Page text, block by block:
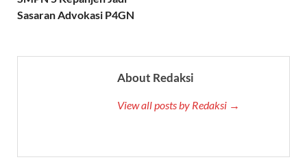
Sasaran Advokasi P4GN
About Redaksi
View all posts by Redaksi →